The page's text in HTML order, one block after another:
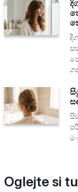
Oglejte si